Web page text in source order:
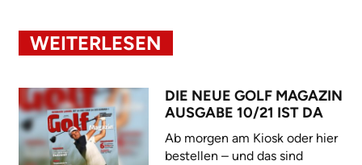
WEITERLESEN
DIE NEUE GOLF MAGAZIN
AUSGABE 10/21 IST DA
Ab morgen am Kiosk oder hier
bestellen – und das sind